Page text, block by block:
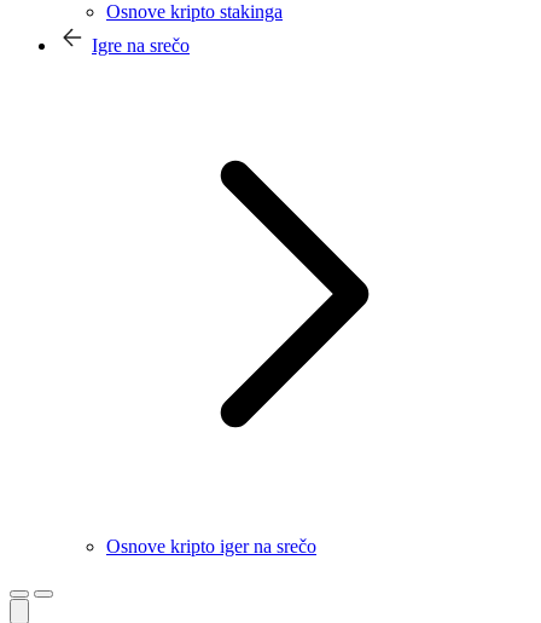
Osnove kripto stakinga
Igre na srečo
Osnove kripto iger na srečo